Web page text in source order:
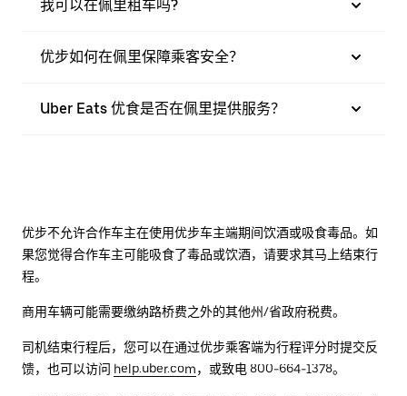
我可以在佩里租车吗?
优步如何在佩里保障乘客安全？
Uber Eats 优食是否在佩里提供服务？
优步不允许合作车主在使用优步车主端期间饮酒或吸食毒品。如
果您觉得合作车主可能吸食了毒品或饮酒，请要求其马上结束行
程。
商用车辆可能需要缴纳路桥费之外的其他州/省政府税费。
司机结束行程后，您可以在通过优步乘客端为行程评分时提交反
馈，也可以访问 help.uber.com，或致电 800-664-1378。